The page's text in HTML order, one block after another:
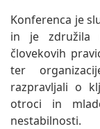
Konferenca je
in je združila
človekovih
ter
razpravljali o
otroci in
nestabilnosti.